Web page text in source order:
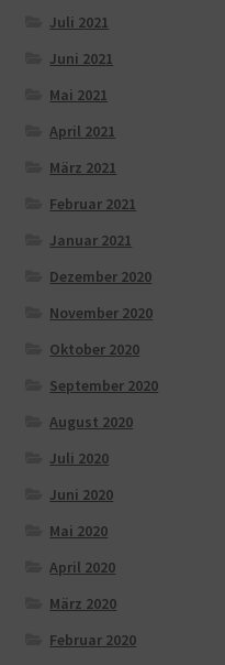
Juli 2021
Juni 2021
Mai 2021
April 2021
März 2021
Februar 2021
Januar 2021
Dezember 2020
November 2020
Oktober 2020
September 2020
August 2020
Juli 2020
Juni 2020
Mai 2020
April 2020
März 2020
Februar 2020